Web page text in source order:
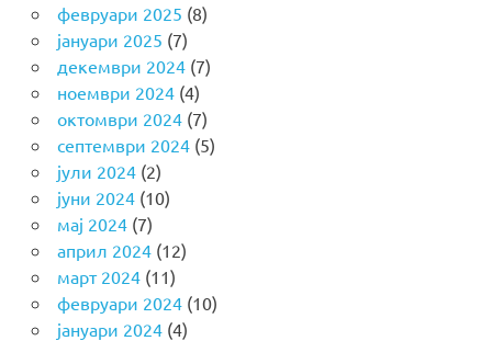
февруари 2025 (8)
јануари 2025 (7)
декември 2024(7)
ноември 2024(4)
октомври 2024(7)
септември 2024(5)
јули 2024(2)
јуни 2024(10)
мај 2024(7)
април 2024(12)
март 2024(11)
февруари 2024(10)
јануари 2024(4)